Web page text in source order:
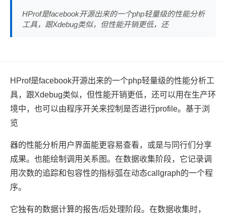
HProf是facebook开源出来的一个php轻量级的性能分析
工具，跟Xdebug类似，但性能开销更低，还
HProf是facebook开源出来的一个php轻量级的性能分析工
具，跟Xdebug类似，但性能开销更低，还可以用在生产环
境中，也可以由程序开关来控制是否进行profile。基于浏
览
器的性能分析用户界面能更容易查看，或是与同行们分享
成果。也能绘制调用关系图。在数据收集阶段，它记录调
用次数的追踪和包容性的指标弧在动态callgraph的一个程
序。
它独有的数据计算的报告/后处理阶段。在数据收集时，